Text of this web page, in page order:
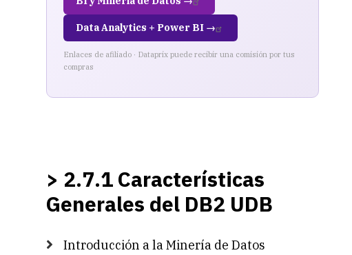
Data Analytics + Power BI →
Enlaces de afiliado · Dataprix puede recibir una comisión por tus
compras
> 2.7.1 Características
Generales del DB2 UDB
Introducción a la Minería de Datos